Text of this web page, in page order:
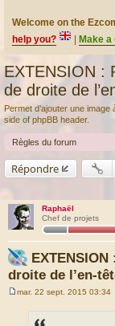
Welcome on the
help you?
Make
EXTENSION :
de droite de
Permet d’ajouter une
side of phpBB header.
Règles du forum
Répondre
Raphaël
Chef de projets
droite de l’en-
mar. 22 sept. 2015 03:34